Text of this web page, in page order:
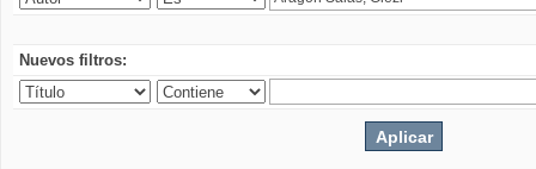
Nuevos filtros: